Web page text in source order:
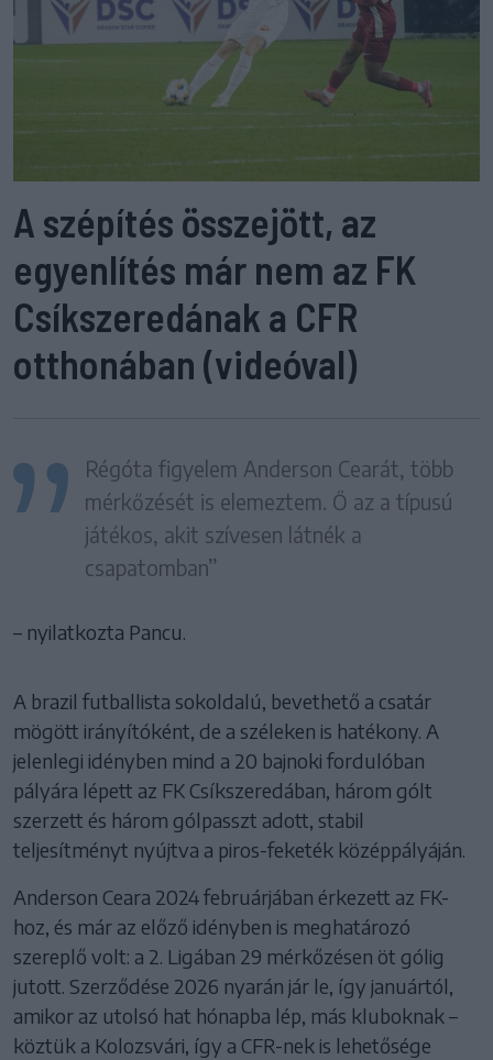
A szépítés összejött, az
egyenlítés már nem az FK
Csíkszeredának a CFR
otthonában (videóval)
Régóta figyelem Anderson Cearát, több
mérkőzését is elemeztem. Ő az a típusú
játékos, akit szívesen látnék a
csapatomban”
– nyilatkozta Pancu.
A brazil futballista sokoldalú, bevethető a csatár
mögött irányítóként, de a széleken is hatékony. A
jelenlegi idényben mind a 20 bajnoki fordulóban
pályára lépett az FK Csíkszeredában, három gólt
szerzett és három gólpasszt adott, stabil
teljesítményt nyújtva a piros-feketék középpályáján.
Anderson Ceara 2024 februárjában érkezett az FK-
hoz, és már az előző idényben is meghatározó
szereplő volt: a 2. Ligában 29 mérkőzésen öt gólig
jutott. Szerződése 2026 nyarán jár le, így januártól,
amikor az utolsó hat hónapba lép, más kluboknak –
köztük a Kolozsvári, így a CFR-nek is lehetősége